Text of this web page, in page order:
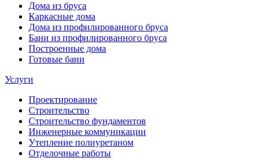
Дома из бруса
Каркасные дома
Дома из профилированного бруса
Бани из профилированного бруса
Построенные дома
Готовые бани
Услуги
Проектирование
Строительство
Строительство фундаментов
Инженерные коммуникации
Утепление полиуретаном
Отделочные работы